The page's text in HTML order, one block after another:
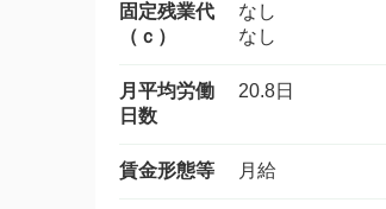
固定残業代
（ｃ）
なし
なし
月平均労働
日数
20.8日
賃金形態等 月給